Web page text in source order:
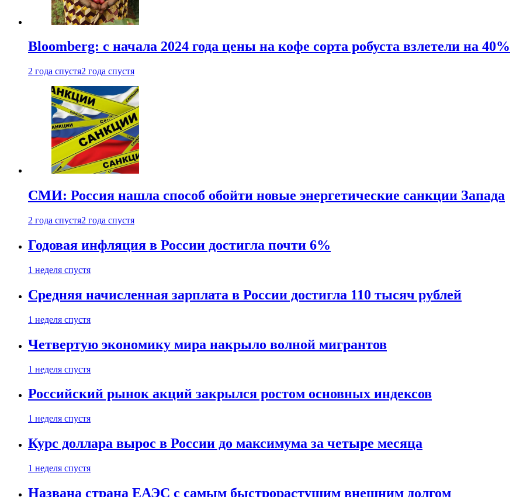
Bloomberg: с начала 2024 года цены на кофе сорта робуста взлетели на 40%
2 года спустя2 года спустя
СМИ: Россия нашла способ обойти новые энергетические санкции Запада
2 года спустя2 года спустя
Годовая инфляция в России достигла почти 6%
1 неделя спустя
Средняя начисленная зарплата в России достигла 110 тысяч рублей
1 неделя спустя
Четвертую экономику мира накрыло волной мигрантов
1 неделя спустя
Российский рынок акций закрылся ростом основных индексов
1 неделя спустя
Курс доллара вырос в России до максимума за четыре месяца
1 неделя спустя
Названа страна ЕАЭС с самым быстрорастущим внешним долгом